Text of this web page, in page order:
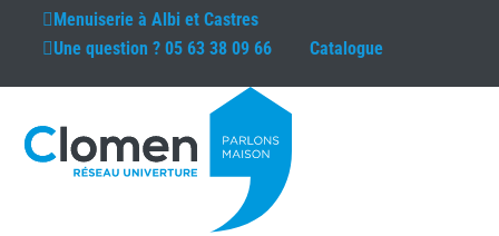
Menuiserie àAlbi et Castres
Une question ?05 63 38 09 66 Catalogue